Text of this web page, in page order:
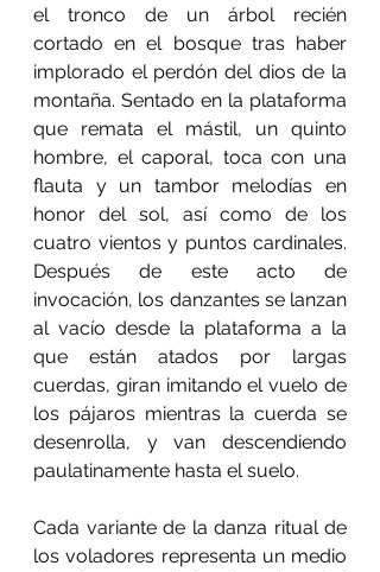
el tronco de un árbol recién
cortado en el bosque tras haber
implorado el perdón del dios de la
montaña. Sentado en la plataforma
que remata el mástil, un quinto
hombre, el caporal, toca con una
flauta y un tambor melodías en
honor del sol, así como de los
cuatro vientos y puntos cardinales.
Después de este acto de
invocación, los danzantes se lanzan
al vacío desde la plataforma a la
que están atados por largas
cuerdas, giran imitando el vuelo de
los pájaros mientras la cuerda se
desenrolla, y van descendiendo
paulatinamente hasta el suelo.
Cada variante de la danza ritual de
los voladores representa un medio